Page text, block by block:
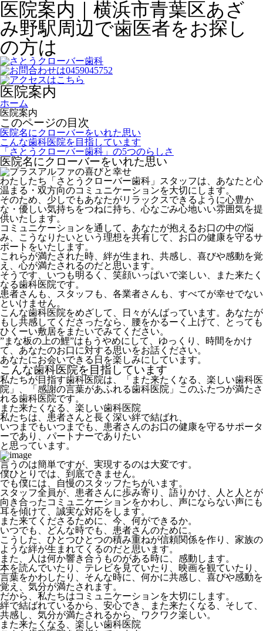
医院案内｜横浜市青葉区あざ
み野駅周辺で歯医者をお探し
の方は
医院案内
ホーム
医院案内
このページの目次
医院名にクローバーをいれた思い
こんな歯科医院を目指しています
「さとうクローバー歯科」の5つのらしさ
医院名にクローバーをいれた思い
わたしたち「さとうクローバー歯科」スタッフは、あなたと心
温まる・双方向のコミュニケーションを大切にします。
そのため、少しでもあなたがリラックスできるように心豊か
な・優しい気持ち をつねに持ち、 心なごみ心地いい雰囲気を提
供いたします。
コミュニケーションを通して、あなたが抱えるお口の中の悩
み、こうなりたいという理想を共有して、 お口の健康を守るサ
ポート をいたします。
これらが満たされた時、 絆が生まれ、共感し、喜びや感動を覚
え、 心が満たされるのだと思います。
そうです、 いつも明るく、笑顔いっぱいで楽しい、また来たく
なる歯科医院です。
患者さんも、スタッフも、各業者さんも、すべてが幸せでない
といけません。
こんな歯科医院をめざして、日々がんばっています。あなたが
もし共感してくださったなら、腰をかるーく上げて、とっても
ひくーい敷居をまたいでみてください。
”まな板の上の鯉”はもうやめにして、 ゆっくり、時間をかけ
て、あなたのお口に対する思いをお話ください。
あなたにお会いできる日を楽しみにしています。
こんな歯科医院を目指しています
私たちが目指す歯科医院は、
「また来たくなる、楽しい歯科医
院」
「感謝の言葉があふれる歯科医院」
このふたつが満たさ
れる歯科医院です。
また来たくなる、楽しい歯科医院
私たちは、患者さんと長く深い絆で結ばれ、
いつまでもいつまでも、患者さんのお口の健康を守るサポータ
ーであり、パートナーでありたい
と思っています。
言うのは簡単ですが、実現するのは大変です。
僕ひとりでは、到底できません。
でも僕には、自慢のスタッフたちがいます。
スタッフ全員が、患者さんに歩み寄り、語りかけ、人と人とが
向き合ったコミュニケーションをかわし、声にならない声にも
耳を傾けて、 誠実な対応をします。
また来てくださるために、今、何ができるか。
いつでも、どんな時でも、患者さんのために。
こうした、ひとつひとつの積み重ねが信頼関係を作り、家族の
ような絆が生まれてくるのだと思います。
また、人は何か響き合うものがある時に、感動します。
本を読んでいたり、テレビを見ていたり、映画を観ていたり、
言葉をかわしたり、そんな時に、何かに共感し、喜びや感動を
覚え、気分が満たされます。
だから、私たちはコミュニケーションを大切にします。
絆で結ばれているから、安心でき、また来たくなる、そして、
共感し、気分が満たされるから、ワクワク楽しい。
また来たくなる、楽しい歯科医院